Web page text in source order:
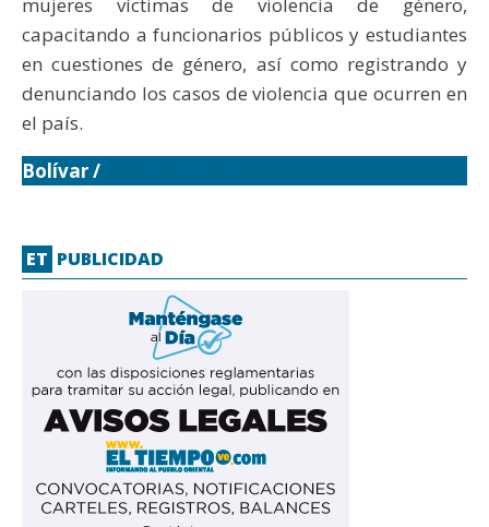
mujeres víctimas de violencia de género,
capacitando a funcionarios públicos y estudiantes
en cuestiones de género, así como registrando y
denunciando los casos de violencia que ocurren en
el país.
Bolívar /
ET PUBLICIDAD